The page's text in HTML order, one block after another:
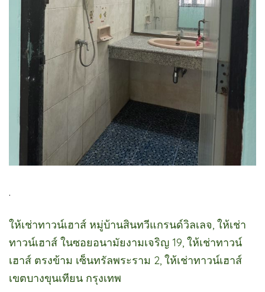
.
ให้เช่าทาวน์เฮาส์ หมู่บ้านสินทวีแกรนด์วิลเลจ, ให้เช่า
ทาวน์เฮาส์ ในซอยอนามัยงามเจริญ 19, ให้เช่าทาวน์
เฮาส์ ตรงข้าม เซ็นทรัลพระราม 2, ให้เช่าทาวน์เฮาส์
เขตบางขุนเทียน กรุงเทพ